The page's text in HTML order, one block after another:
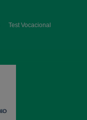
Test Vocacional